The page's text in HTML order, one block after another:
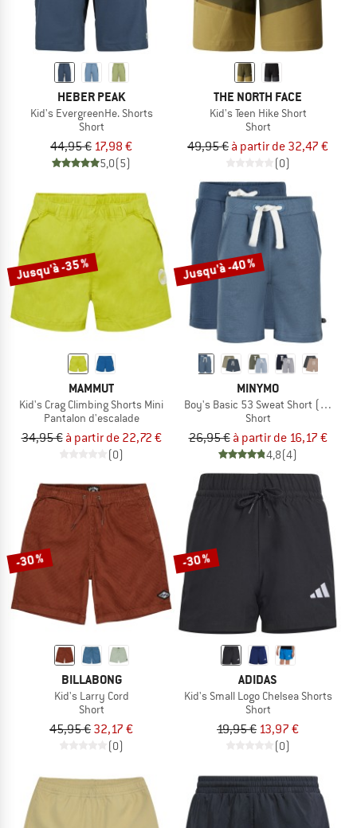
HEBER PEAK
Kid's EvergreenHe. Shorts
Short
44,95 € 17,98 €
5,0(5)
THE NORTH FACE
Kid's Teen Hike Short
Short
49,95 € à partir de 32,47 €
(0)
Jusqu'à -35 %
MAMMUT
Kid's Crag Climbing Shorts Mini
Pantalon d'escalade
34,95 € à partir de 22,72 €
(0)
Jusqu'à -40 %
MINYMO
Boy's Basic 53 Sweat Short (2-Pack)
Short
26,95 € à partir de 16,17 €
4,8(4)
-30 %
BILLABONG
Kid's Larry Cord
Short
45,95 € 32,17 €
(0)
-30 %
ADIDAS
Kid's Small Logo Chelsea Shorts
Short
19,95 € 13,97 €
(0)